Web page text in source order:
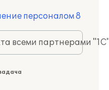
персоналом 8
всеми партнерами